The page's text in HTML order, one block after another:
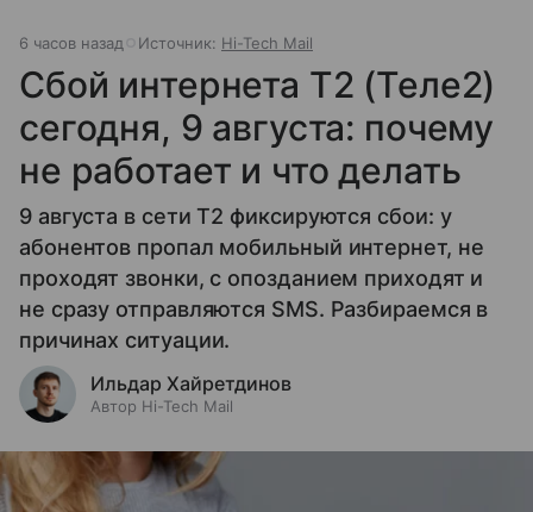
6 часов назад Источник: Hi-Tech Mail
Сбой интернета T2 (Теле2)
сегодня, 9 августа: почему
не работает и что делать
9 августа в сети T2 фиксируются сбои: у
абонентов пропал мобильный интернет, не
проходят звонки, с опозданием приходят и
не сразу отправляются SMS. Разбираемся в
причинах ситуации.
Ильдар Хайретдинов
Автор Hi-Tech Mail